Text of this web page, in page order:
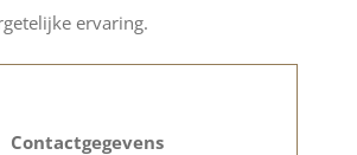
ervaring.
Contactgegevens